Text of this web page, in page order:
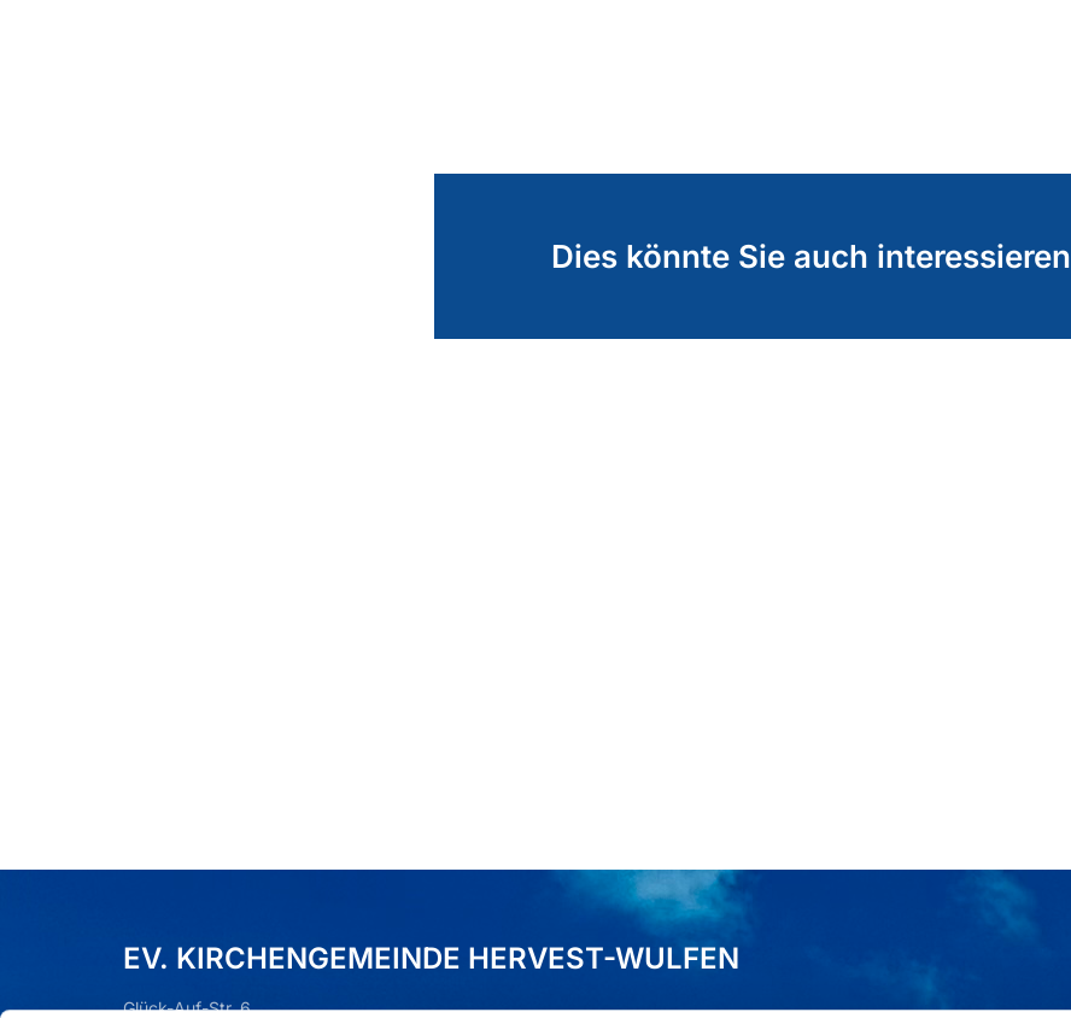
Dies könnte Sie auch interessieren
EV. KIRCHENGEMEINDE HERVEST-WULFEN
Glück-Auf-Str. 6